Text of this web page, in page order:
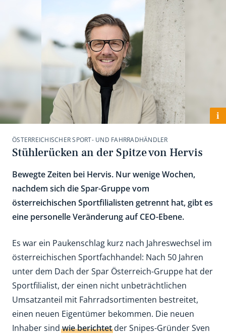
i
ÖSTERREICHISCHER SPORT- UND FAHRRADHÄNDLER
Stühlerücken an der Spitze von Hervis
Bewegte Zeiten bei Hervis. Nur wenige Wochen,
nachdem sich die Spar-Gruppe vom
österreichischen Sportfilialisten getrennt hat, gibt es
eine personelle Veränderung auf CEO-Ebene.
Es war ein Paukenschlag kurz nach Jahreswechsel im
österreichischen Sportfachhandel: Nach 50 Jahren
unter dem Dach der Spar Österreich-Gruppe hat der
Sportfilialist, der einen nicht unbeträchtlichen
Umsatzanteil mit Fahrradsortimenten bestreitet,
einen neuen Eigentümer bekommen. Die neuen
Inhaber sindwie berichtetder Snipes-Gründer Sven